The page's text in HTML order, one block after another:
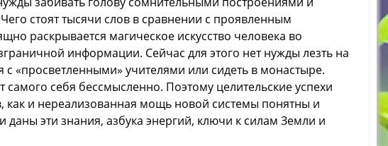
стоят тысячи слов в сравнении с проявленным
раскрывается магическое искусство человека во
информации. Сейчас для этого нет нужды лезть на
с «просветленными» учителями или сидеть в монастыре.
самого себя бессмысленно. Поэтому целительские успехи
как и нереализованная мощь новой системы понятны и
даны эти знания, азбука энергий, ключи к силам Земли и